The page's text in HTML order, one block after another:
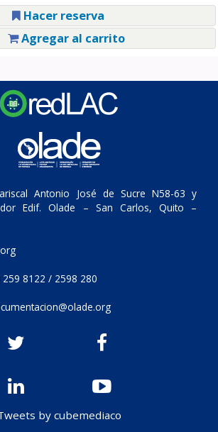
Hacer reserva
Agregar al carrito
Antonio José de Sucre N58-63 y
Edif. Olade – San Carlos, Quito –
259 8122 / 2598 280
by cubemediaco